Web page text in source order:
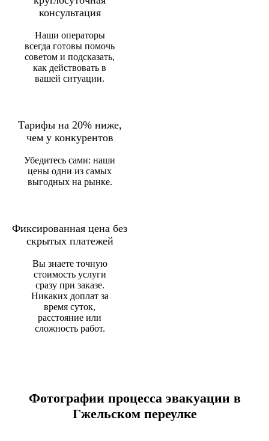
консультация
Наши операторы
всегда готовы помочь
советом и подсказать,
как действовать в
вашей ситуации.
Тарифы на 20% ниже,
чем у конкурентов
Убедитесь сами: наши
цены одни из самых
выгодных на рынке.
Фиксированная цена без
скрытых платежей
Вы знаете точную
стоимость услуги
сразу при заказе.
Никаких доплат за
время суток,
расстояние или
сложность работ.
Фотографии процесса эвакуации в
Гжельском переулке